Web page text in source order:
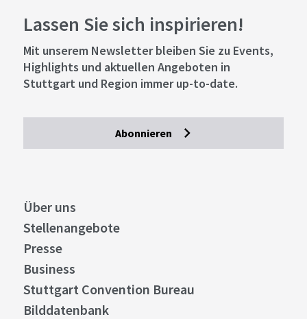
Lassen Sie sich inspirieren!
Mit unserem Newsletter bleiben Sie zu Events,
Highlights und aktuellen Angeboten in
Stuttgart und Region immer up-to-date.
Abonnieren
Über uns
Stellenangebote
Presse
Business
Stuttgart Convention Bureau
Bilddatenbank